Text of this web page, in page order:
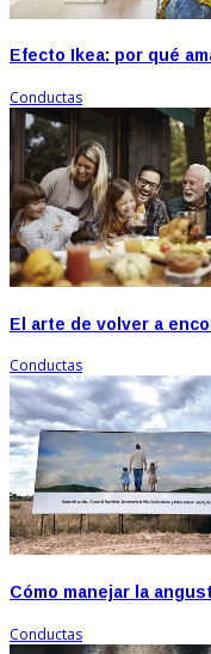
Efecto Ikea: por qué
Conductas
El arte de volver a
Conductas
Cómo manejar la
Conductas